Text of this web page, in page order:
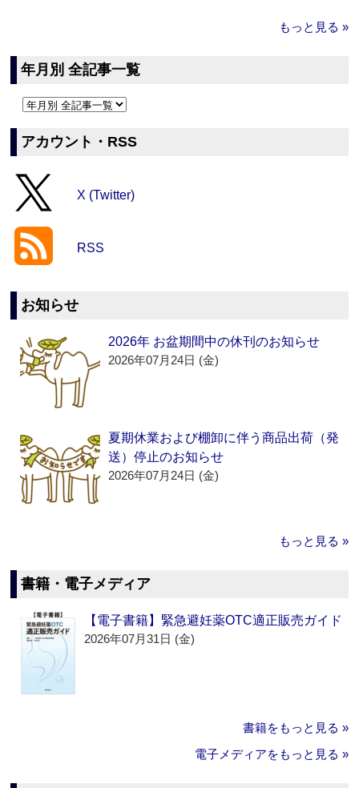
もっと見る »
年月別 全記事一覧
アカウント・RSS
X (Twitter)
RSS
お知らせ
2026年 お盆期間中の休刊のお知らせ
2026年07月24日 (金)
夏期休業および棚卸に伴う商品出荷（発
送）停止のお知らせ
2026年07月24日 (金)
もっと見る »
書籍・電子メディア
【電子書籍】緊急避妊薬OTC適正販売ガイド
2026年07月31日 (金)
書籍をもっと見る »
電子メディアをもっと見る »